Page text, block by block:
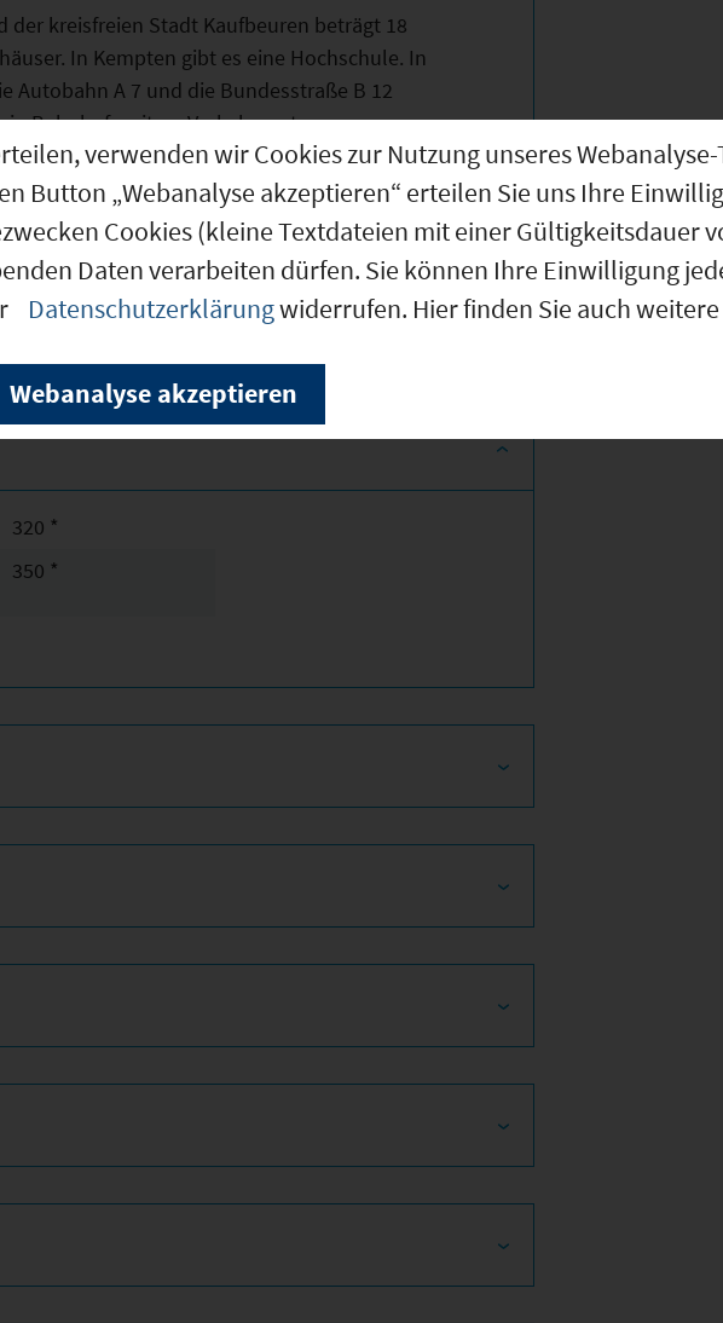
kreisfreien Stadt Kaufbeuren beträgt 18
In Kempten gibt es eine Hochschule. In
Autobahn A 7 und die Bundesstraße B 12
Bahnhof weitere Verkehrsnetze.
Internetzugänge.
Dienstleistungssektor vor, jedoch sind
ortsansässig. Ein bekanntes Beispiel ist das
1.000 Arbeitsplätze.
320 *
350 *
verwenden wir Cookies zur Nutzung unseres
Button „Webanalyse akzeptieren“ erteilen Sie uns Ihre
Cookies (kleine Textdateien mit einer Gültigkeitsdauer
Daten verarbeiten dürfen. Sie können Ihre Einwilligung
Datenschutzerklärungwiderrufen. Hier finden Sie auch
Webanalyse akzeptieren